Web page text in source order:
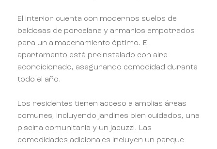
El interior cuenta con modernos suelos de
baldosas de porcelana y armarios empotrados
para un almacenamiento óptimo. El
apartamento está preinstalado con aire
acondicionado, asegurando comodidad durante
todo el año.
Los residentes tienen acceso a amplias áreas
comunes, incluyendo jardines bien cuidados, una
piscina comunitaria y un jacuzzi. Las
comodidades adicionales incluyen un parque